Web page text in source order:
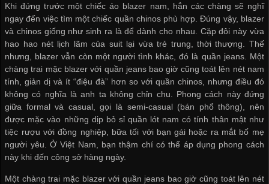
Khi đứng trước một chiếc áo blazer nam, hẳn các chàng sẽ nghĩ
ngay đến việc tìm một chiếc quần chinos phù hợp. Đúng vậy, blazer
và chinos giống như sinh ra là để dành cho nhau. Cặp đôi này vừa
hao hao nét lịch lãm của suit lại vừa trẻ trung, thời thượng. Thế
nhưng, blazer vẫn còn một người tình khác, đó là quần jeans. Một
chàng trai mặc blazer với quần jeans bao giờ cũng toát lên nét nam
tính, giản dị và ít “điệu đà” hơn so với quần chinos, nhưng điều đó
không có nghĩa là anh ta không chỉn chu. Phong cách này đứng
giữa formal và casual, gọi là semi-casual (bán phổ thông), nên
được mặc vào những dịp bỏ sỉ quần lót nam có tính thân mật như
tiệc rượu với đồng nghiệp, bữa tối với bạn gái hoặc ra mắt bố mẹ
người yêu. Ở Việt Nam, bạn thậm chí có thể áp dụng phong cách
này khi đến công sở hàng ngày.
Một chàng trai mặc blazer với quần jeans bao giờ cũng toát lên nét